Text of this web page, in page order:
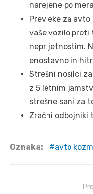
narejene po
Prevleke za avto
vaše vozilo proti
neprijetnostim.
enostavno in
Strešni nosilci
z 5 letnim
strešne sani za
Zračni odbojniki
Oznaka: avto